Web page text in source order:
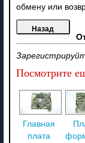
обмену или
Посмотрите
Главная
плата